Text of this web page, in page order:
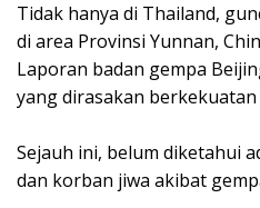
Tidak hanya di Thailand,
di area Provinsi Yunnan,
Laporan badan gempa
yang dirasakan
Sejauh ini, belum diketahui
dan korban jiwa akibat